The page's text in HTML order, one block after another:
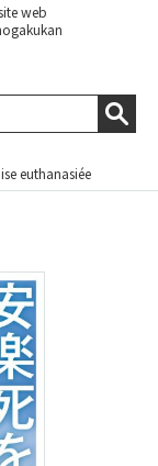
web
euthanasiée